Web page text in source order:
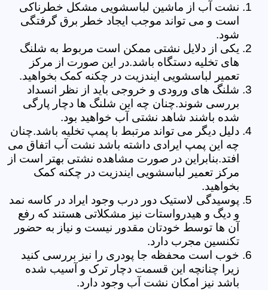
نشت آب از ماشین لباسشویی مشکل خطرناکی
است و می تواند موجب ایجاد خطر برق گرفتگی
شود.
یکی از دلایل نشتی ممکن است مربوط به شلنگ
های تخلیه دستگاه باشد.در این صورت از مرکز
تعمیر لباسشویی ایندزیت در چکنه کمک بخواهید.
شلنگ های ورودی و خروجی باید از نظر انسداد
بررسی شوند.چنان چه این شلنگ ها دچار پارگی
شده باشند شاهد نشتی آب خواهید بود.
دلیل دیگر می تواند مرتبط با پمپ تخلیه باشد.چنان
چه این پمپ ایرادی داشته باشد نشت آب اتفاق می
افتد.بنابراین در صورت مشاهده نشتی بهتر است از
مرکز تعمیر لباسشویی ایندزیت در چکنه کمک
بخواهید.
پوسیدگی لاستیک دور درب وجود ایراد در کاسه نمد
و دیگ و هیدرواستات نیز مشکلاتی هستند که رفع
آن ها توسط خودتان مقدور نیست و نیاز به حضور
تکنسین مجرب دارد.
خوب است محفظه جا پودری را نیز بررسی کنید
زیرا چنانچه این قسمت دچار ترک و آسیب شده
باشد نیز امکان نشت آب وجود دارد.